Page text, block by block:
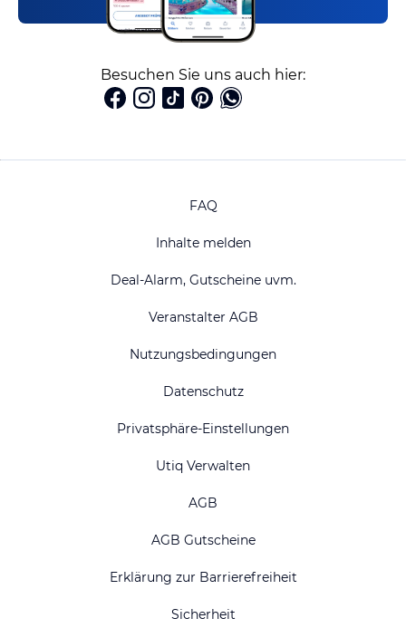
Besuchen Sie uns auch hier:
FAQ
Inhalte melden
Deal-Alarm, Gutscheine uvm.
Veranstalter AGB
Nutzungsbedingungen
Datenschutz
Privatsphäre-Einstellungen
Utiq Verwalten
AGB
AGB Gutscheine
Erklärung zur Barrierefreiheit
Sicherheit